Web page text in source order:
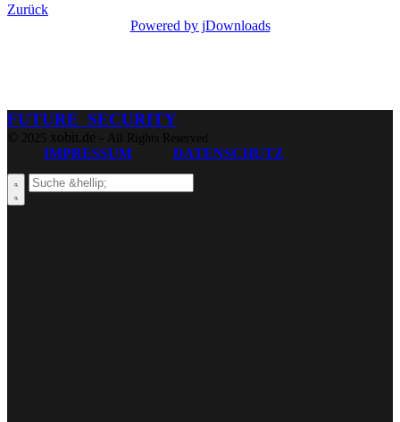
Zurück
Powered by jDownloads
FUTURE SECURITY
© 2025 xobit.de - All Rights Reserved
IMPRESSUM DATENSCHUTZ